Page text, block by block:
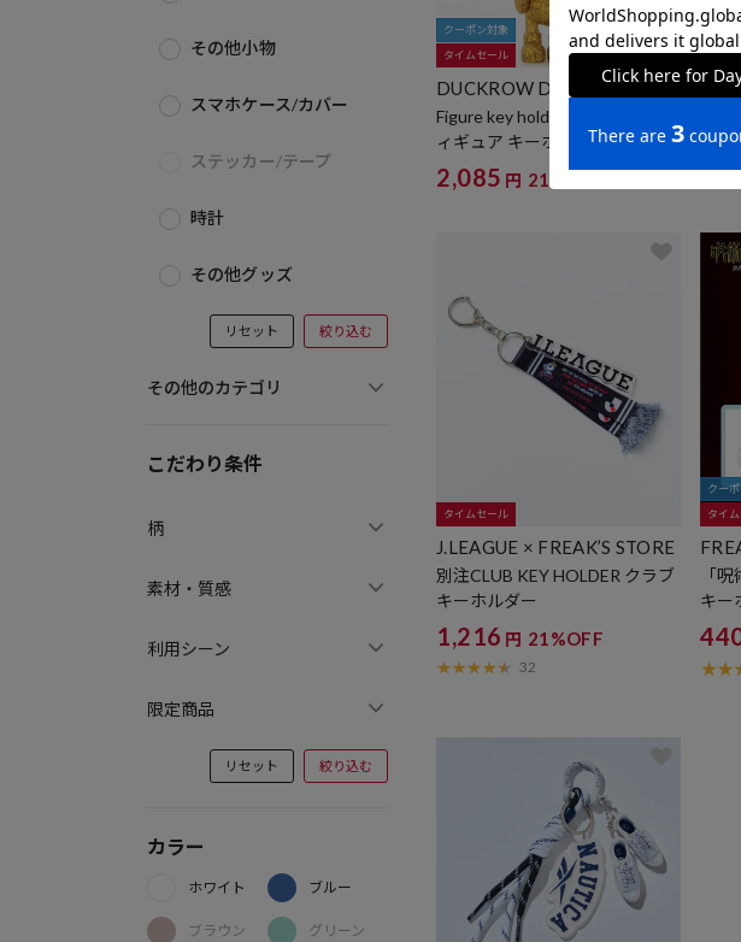
その他小物
スマホケース/カバー
ステッカー/テープ
時計
その他グッズ
リセット 絞り込む
その他のカテゴリ
こだわり条件
柄
素材・質感
利用シーン
限定商品
リセット 絞り込む
カラー
ホワイト
ブラウン
ブルー
グリーン
クーポン対象
タイムセール
DUCKROW DEPART
Figure key holder メタルラメ フ
ィギュア キーホルダー
2,085 円 21%OFF
クーポ
タイ
ITTI
タイムセール
J.LEAGUE × FREAK’S STORE
別注CLUB KEY HOLDER クラブ
キーホルダー
1,216 円 21%OFF
32
クー
タイ
「
キー
定展